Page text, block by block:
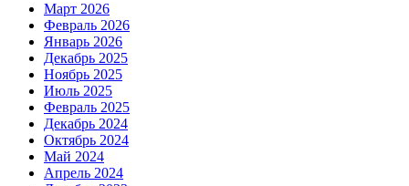
Март 2026
Февраль 2026
Январь 2026
Декабрь 2025
Ноябрь 2025
Июль 2025
Февраль 2025
Декабрь 2024
Октябрь 2024
Май 2024
Апрель 2024